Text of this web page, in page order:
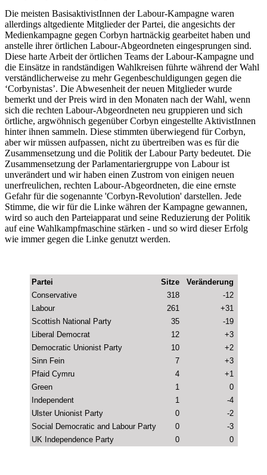
Die meisten BasisaktivistInnen der Labour-Kampagne waren
allerdings altgediente Mitglieder der Partei, die angesichts der
Medienkampagne gegen Corbyn hartnäckig gearbeitet haben und
anstelle ihrer örtlichen Labour-Abgeordneten eingesprungen sind.
Diese harte Arbeit der örtlichen Teams der Labour-Kampagne und
die Einsätze in randständigen Wahlkreisen führte während der Wahl
verständlicherweise zu mehr Gegenbeschuldigungen gegen die
‘Corbynistas’. Die Abwesenheit der neuen Mitglieder wurde
bemerkt und der Preis wird in den Monaten nach der Wahl, wenn
sich die rechten Labour-Abgeordneten neu gruppieren und sich
örtliche, argwöhnisch gegenüber Corbyn eingestellte AktivistInnen
hinter ihnen sammeln. Diese stimmten überwiegend für Corbyn,
aber wir müssen aufpassen, nicht zu übertreiben was es für die
Zusammensetzung und die Politik der Labour Party bedeutet. Die
Zusammensetzung der Parlamentariergruppe von Labour ist
unverändert und wir haben einen Zustrom von einigen neuen
unerfreulichen, rechten Labour-Abgeordneten, die eine ernste
Gefahr für die sogenannte 'Corbyn-Revolution' darstellen. Jede
Stimme, die wir für die Linke währen der Kampagne gewannen,
wird so auch den Parteiapparat und seine Reduzierung der Politik
auf eine Wahlkampfmaschine stärken - und so wird dieser Erfolg
wie immer gegen die Linke genutzt werden.
Partei Sitze
Veränderung
Conservative
318
-12
Labour
261
+31
Scottish National Party
35
-19
Liberal Democrat
12
+3
Democratic Unionist Party
10
+2
Sinn Fein
7
+3
Pfaid Cymru
4
+1
Green
1
0
Independent
1
-4
Ulster Unionist Party
0
-2
Social Democratic and Labour Party
0
-3
UK Independence Party
0 0